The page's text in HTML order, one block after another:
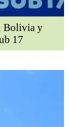
Bolivia y
17